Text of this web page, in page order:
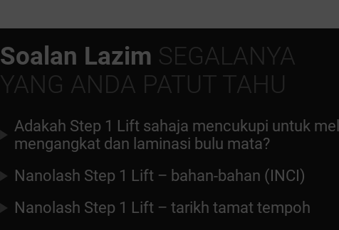
Soalan Lazim SEGALANYA
YANG ANDA PATUT TAHU
Adakah Step 1 Lift sahaja mencukupi untuk
mengangkat dan laminasi bulu mata?
Nanolash Step 1 Lift – bahan-bahan (INCI)
Nanolash Step 1 Lift – tarikh tamat tempoh